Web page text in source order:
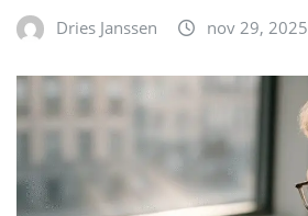
Dries Janssen nov 29, 2025